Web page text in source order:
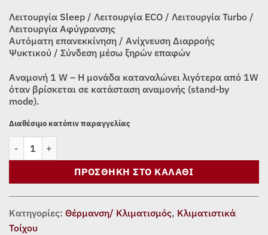
Λειτουργία Sleep / Λειτουργία ECO / Λειτουργία Turbo /
Λειτουργία Αφύγρανσης
Αυτόματη επανεκκίνηση / Ανίχνευση Διαρροής
Ψυκτικού / Σύνδεση μέσω ξηρών επαφών
Αναμονή 1 W – Η μονάδα καταναλώνει λιγότερα από 1W
όταν βρίσκεται σε κατάσταση αναμονής (stand-by
mode).
Διαθέσιμο κατόπιν παραγγελίας
ΚΛΙΜΑΤΙΣΤΙΚΟ INVERTER Carrier CYRA 42QCE/38QCE024D8SP
ΠΡΟΣΘΉΚΗ ΣΤΟ ΚΑΛΆΘΙ
Κατηγορίες: Θέρμανση/ Κλιματισμός, Κλιματιστικά
Τοίχου